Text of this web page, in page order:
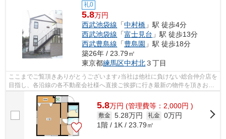
礼0
5.8万円
西武池袋線 「中村橋 」駅 徒歩4分
西武池袋線 「富士見台 」駅 徒歩13分
西武豊島線 「豊島園 」駅 徒歩18分
築26年 / 23.79㎡
東京都練馬区中村北３丁目
ここまでご覧頂きありがとうございます♪当社は他社に負けない総合仲介店を
目指し、各沿線の各不動産会社様へ直接ご挨拶に行き最新の物件を頂きお客
様へ提供しております！最新の情報は...
5.8万円 (管理費等：2,000円 )
敷金 5.28万円 礼金 0万円
1階 / 1K / 23.79㎡